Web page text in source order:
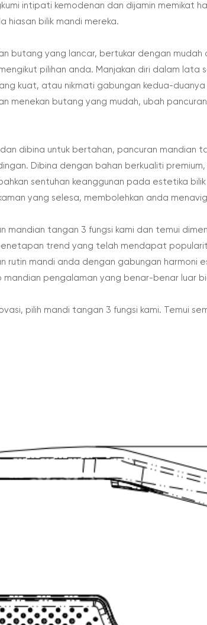
intipati kemodenan dan dijamin memikat
hiasan bilik mandi mereka.
butang yang lancar, bertukar dengan
pilihan anda. Manjakan diri dalam lata
kuat, atau nikmati gabungan kedua-
menekan butang yang mudah, ubah
dibina untuk bertahan, pancuran mandian
Dibina dengan bahan berkualiti premium,
sentuhan keanggunan pada estetika
yang selesa, membolehkan anda
mandian tangan 3 fungsi kami dan temui
trend yang telah mendapat
rutin mandi anda dengan gabungan harmoni
mandian pengalaman yang benar-benar luar
pilih mandi tangan 3 fungsi kami. Temui